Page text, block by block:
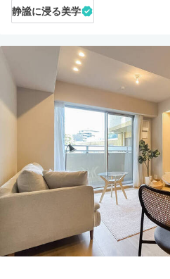
静謐に浸る美学